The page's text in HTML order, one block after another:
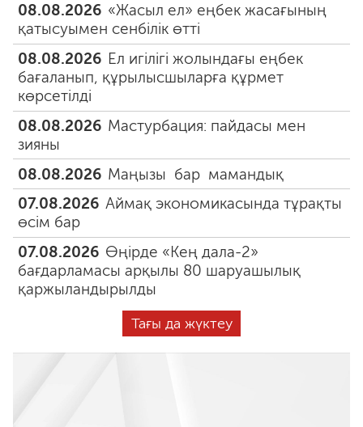
08.08.2026 «Жасыл ел» еңбек жасағының
қатысуымен сенбілік өтті
08.08.2026 Ел игілігі жолындағы еңбек
бағаланып, құрылысшыларға құрмет
көрсетілді
08.08.2026 Мастурбация: пайдасы мен
зияны
08.08.2026 Маңызы бар мамандық
07.08.2026 Аймақ экономикасында тұрақты
өсім бар
07.08.2026 Өңірде «Кең дала-2»
бағдарламасы арқылы 80 шаруашылық
қаржыландырылды
Тағы да жүктеу